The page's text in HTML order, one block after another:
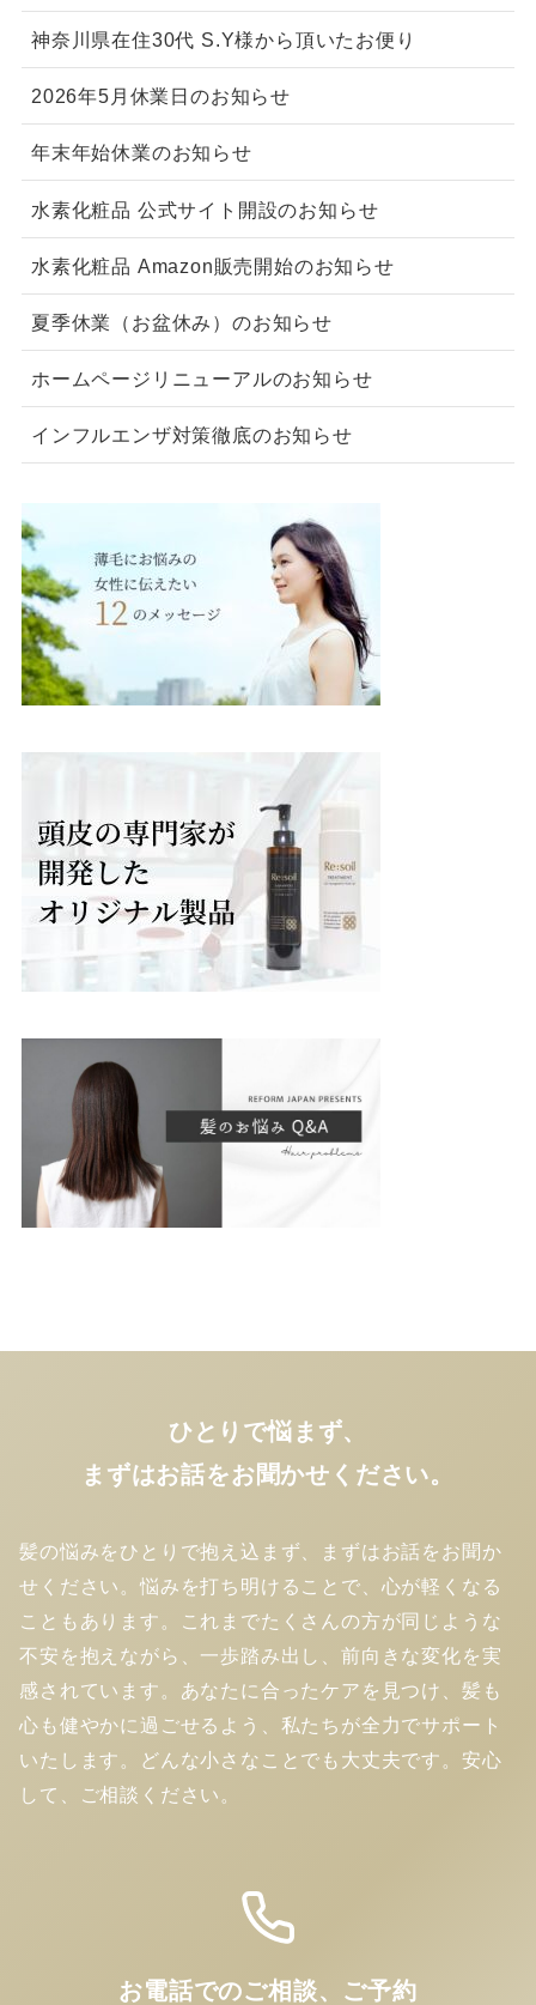
神奈川県在住30代 S.Y様から頂いたお便り
2026年5月休業日のお知らせ
年末年始休業のお知らせ
水素化粧品 公式サイト開設のお知らせ
水素化粧品 Amazon販売開始のお知らせ
夏季休業（お盆休み）のお知らせ
ホームページリニューアルのお知らせ
インフルエンザ対策徹底のお知らせ
ひとりで悩まず、
まずはお話をお聞かせください。
髪の悩みをひとりで抱え込まず、まずはお話をお聞か
せください。悩みを打ち明けることで、心が軽くなる
こともあります。これまでたくさんの方が同じような
不安を抱えながら、一歩踏み出し、前向きな変化を実
感されています。あなたに合ったケアを見つけ、髪も
心も健やかに過ごせるよう、私たちが全力でサポート
いたします。どんな小さなことでも大丈夫です。安心
して、ご相談ください。
お電話でのご相談、ご予約